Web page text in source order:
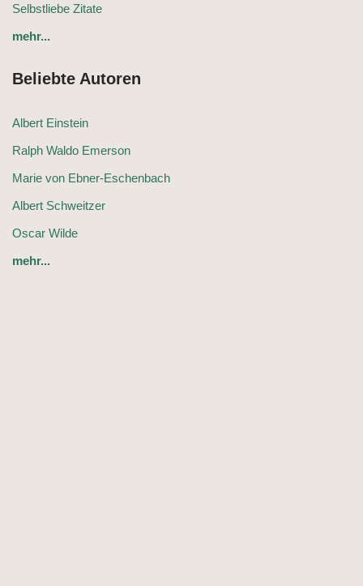
Selbstliebe Zitate
mehr...
Beliebte Autoren
Albert Einstein
Ralph Waldo Emerson
Marie von Ebner-Eschenbach
Albert Schweitzer
Oscar Wilde
mehr...